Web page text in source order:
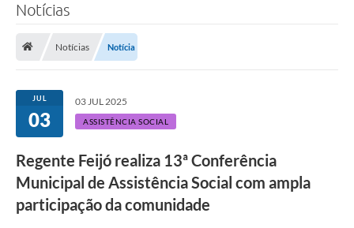
Notícias
Notícias Notícia
JUL
03
03 JUL 2025
ASSISTÊNCIA SOCIAL
Regente Feijó realiza 13ª Conferência
Municipal de Assistência Social com ampla
participação da comunidade